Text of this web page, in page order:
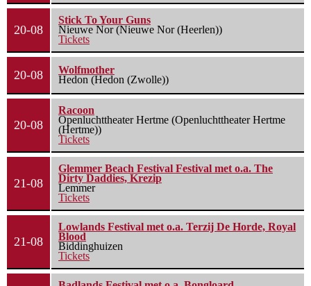
20-08
Stick To Your Guns
Nieuwe Nor (Nieuwe Nor (Heerlen))
Tickets
20-08
Wolfmother
Hedon (Hedon (Zwolle))
20-08
Racoon
Openluchttheater Hertme (Openluchttheater Hertme
(Hertme))
Tickets
21-08
Glemmer Beach Festival Festival met o.a. The
Dirty Daddies, Krezip
Lemmer
Tickets
21-08
Lowlands Festival met o.a. Terzij De Horde, Royal
Blood
Biddinghuizen
Tickets